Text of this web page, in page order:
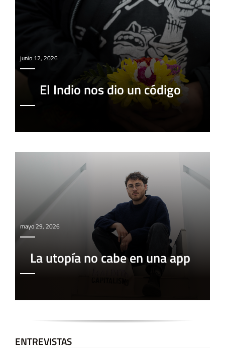
junio 12, 2026
El Indio nos dio un código
mayo 29, 2026
La utopía no cabe en una app
ENTREVISTAS